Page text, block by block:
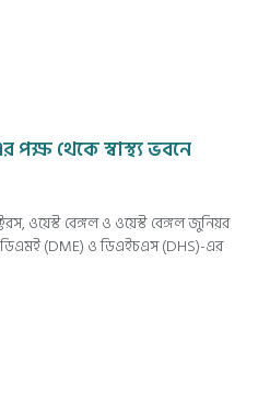
থেকে স্বাস্থ্য ভবনে
ওয়েস্ট বেঙ্গল ও ওয়েস্ট বেঙ্গল জুনিয়র
ডিএমই (DME) ও ডিএইচএস (DHS)-এর